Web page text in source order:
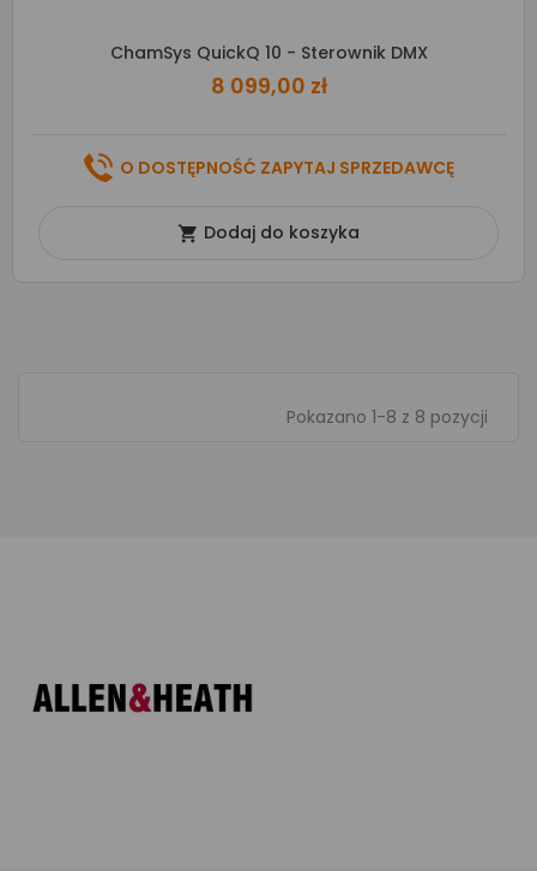
ChamSys QuickQ 10 - Sterownik DMX
8 099,00 zł
O DOSTĘPNOŚĆ ZAPYTAJ SPRZEDAWCĘ
 Dodaj do koszyka
Pokazano 1-8 z 8 pozycji